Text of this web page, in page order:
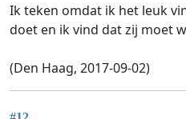
Ik teken omdat ik het leuk
doet en ik vind dat zij moet
(Den Haag, 2017-09-02)